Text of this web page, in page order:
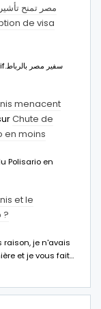
مصر تمنح
de visa
menacent
Chute de
en moins
Polisario en
et le
?
raison, je n'avais
et je vous fait…